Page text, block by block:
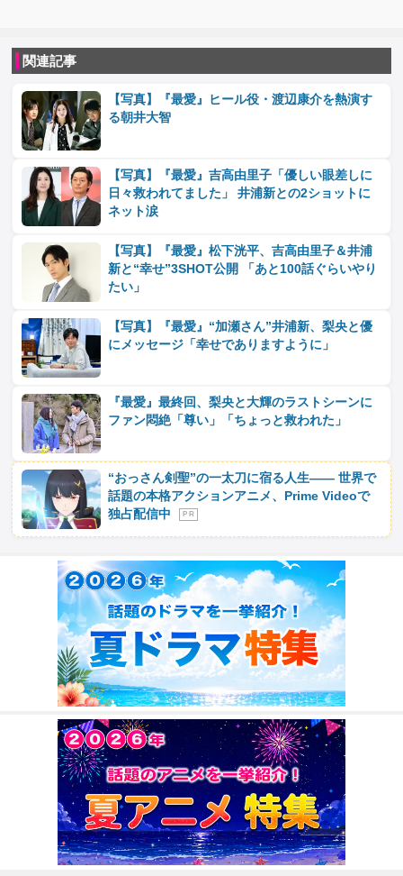
関連記事
【写真】『最愛』ヒール役・渡辺康介を熱演す
る朝井大智
【写真】『最愛』吉高由里子「優しい眼差しに
日々救われてました」 井浦新との2ショットに
ネット涙
【写真】『最愛』松下洸平、吉高由里子＆井浦
新と“幸せ”3SHOT公開 「あと100話ぐらいやり
たい」
【写真】『最愛』“加瀬さん”井浦新、梨央と優
にメッセージ「幸せでありますように」
『最愛』最終回、梨央と大輝のラストシーンに
ファン悶絶「尊い」「ちょっと救われた」
“おっさん剣聖”の一太刀に宿る人生―― 世界で
話題の本格アクションアニメ、Prime Videoで
独占配信中
P R